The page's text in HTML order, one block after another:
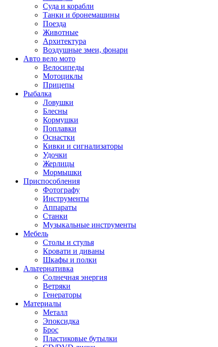
Суда и корабли
Танки и бронемашины
Поезда
Животные
Архитектура
Воздушные змеи, фонари
Авто вело мото
Велосипеды
Мотоциклы
Прицепы
Рыбалка
Ловушки
Блесны
Кормушки
Поплавки
Оснастки
Кивки и сигнализаторы
Удочки
Жерлицы
Мормышки
Приспособления
Фотографу
Инструменты
Аппараты
Станки
Музыкальные инструменты
Мебель
Столы и стулья
Кровати и диваны
Шкафы и полки
Альтернативка
Солнечная энергия
Ветряки
Генераторы
Материалы
Металл
Эпоксидка
Брос
Пластиковые бутылки